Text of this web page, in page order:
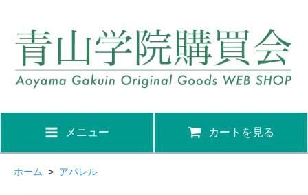
メニュー カートを見る
ホーム > アパレル